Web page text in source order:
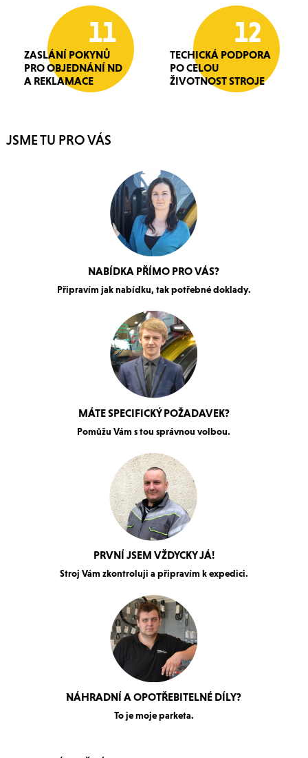
11
ZASLÁNÍ POKYNŮ
PRO OBJEDNÁNÍ ND
A REKLAMACE
12
TECHICKÁ PODPORA
PO CELOU
ŽIVOTNOST STROJE
JSME TU PRO VÁS
NABÍDKA PŘÍMO PRO VÁS?
Připravím jak nabídku, tak potřebné doklady.
MÁTE SPECIFICKÝ POŽADAVEK?
Pomůžu Vám s tou správnou volbou.
PRVNÍ JSEM VŽDYCKY JÁ!
Stroj Vám zkontroluji a připravím k expedici.
NÁHRADNÍ A OPOTŘEBITELNÉ DÍLY?
To je moje parketa.